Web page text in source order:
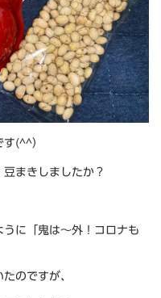
(^^）
まきしましたか？
に「鬼は～外！コロナも
たのですが、